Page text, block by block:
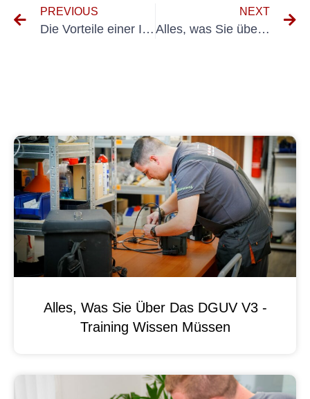
PREVIOUS
Die Vorteile einer Investition in professionelle Kettenzug-Prüfungsdienste
NEXT
Alles, was Sie über die UVV-Prüfung Hof wissen müssen: Ein umfassender Leitfaden
Alles, Was Sie Über Das DGUV V3 -
Training Wissen Müssen